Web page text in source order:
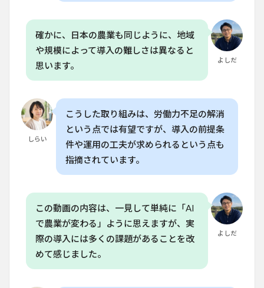
ロボ
ット
入さ
れる
題は
何で
す
か？
よしだ
確かに、日本の農業も同じように、地域
や規模によって導入の難しさは異なると
思います。
しらい
こうした取り組みは、労働力不足の解消
という点では有望ですが、導入の前提条
件や運用の工夫が求められるという点も
指摘されています。
よしだ
この動画の内容は、一見して単純に「AI
で農業が変わる」ように思えますが、実
際の導入には多くの課題があることを改
めて感じました。